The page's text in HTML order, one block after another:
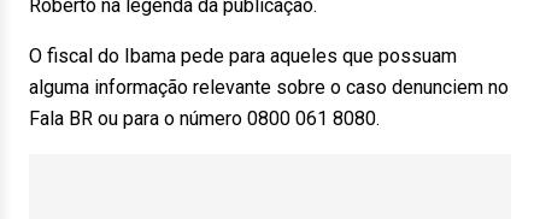
Roberto na legenda da publicação.
O fiscal do Ibama pede para aqueles que possuam
alguma informação relevante sobre o caso denunciem no
Fala BR ou para o número 0800 061 8080.